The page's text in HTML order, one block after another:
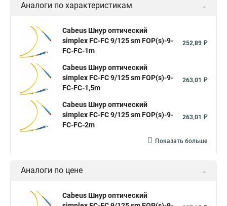
Аналоги по характеристикам
Cabeus Шнур оптический
simplex FC-FC 9/125 sm FOP(s)-9-
FC-FC-1m
252,89 ₽
Cabeus Шнур оптический
simplex FC-FC 9/125 sm FOP(s)-9-
FC-FC-1,5m
263,01 ₽
Cabeus Шнур оптический
simplex FC-FC 9/125 sm FOP(s)-9-
FC-FC-2m
263,01 ₽
Показать больше
Аналоги по цене
Cabeus Шнур оптический